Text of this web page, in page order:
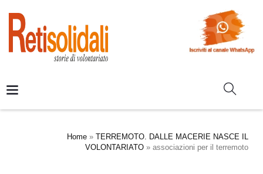
Home » TERREMOTO. DALLE MACERIE NASCE IL
VOLONTARIATO » associazioni per il terremoto